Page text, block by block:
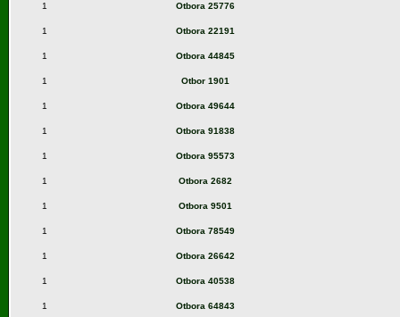
1 Otbora 25776
1 Otbora 22191
1 Otbora 44845
1 Otbor 1901
1 Otbora 49644
1 Otbora 91838
1 Otbora 95573
1 Otbora 2682
1 Otbora 9501
1 Otbora 78549
1 Otbora 26642
1 Otbora 40538
1 Otbora 64843